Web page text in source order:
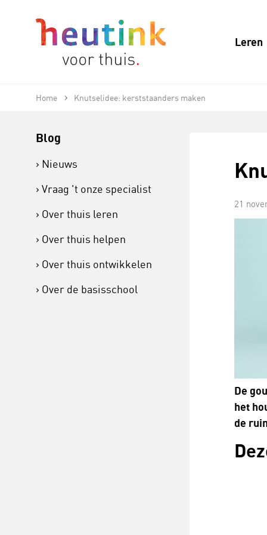
Leren
Home Knutselidee: kerststaanders maken
Blog
Nieuws
Vraag 't onze specialist
Over thuis leren
Over thuis helpen
Over thuis ontwikkelen
Over de basisschool
21
De
het
de